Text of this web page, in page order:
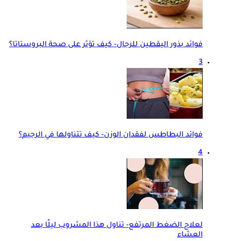
فوائد بذور اليقطين للرجال- كيف تؤثر على صحة البروستاتا؟
3
فوائد البطاطس لفقدان الوزن- كيف تتناولها في الرجيم؟
4
لعلاج الضغط المرتفع- تناول هذا المشروب ليلًا بعد
العشاء